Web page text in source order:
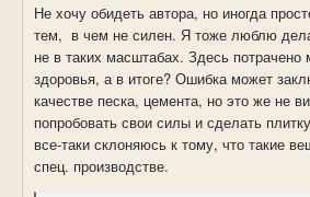
Не хочу обидеть автора, но иногда
тем,  в чем не силен. Я тоже люблю
не в таких масштабах. Здесь потрачено
здоровья, а в итоге? Ошибка может
качестве песка, цемента, но это же не
попробовать свои силы и сделать
все-таки склоняюсь к тому, что такие
спец. производстве.